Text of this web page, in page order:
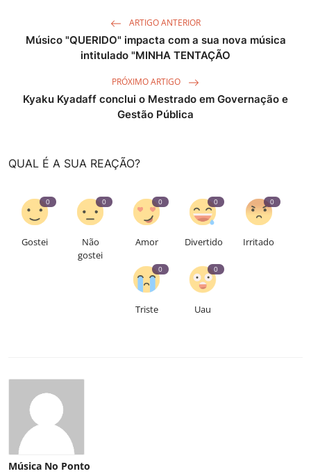
ARTIGO ANTERIOR
Músico "QUERIDO" impacta com a sua nova música
intitulado "MINHA TENTAÇÃO
PRÓXIMO ARTIGO
Kyaku Kyadaff conclui o Mestrado em Governação e
Gestão Pública
QUAL É A SUA REAÇÃO?
0
Gostei
0
Não
gostei
0
Amor
0
Divertido
0
Irritado
0
Triste
0
Uau
Música No Ponto